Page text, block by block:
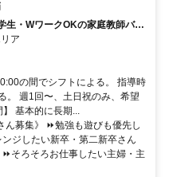
生・WワークOKの家庭教師バイ
にできます☆
ア
の間でシフトによる。 指導時
。 週1回〜、土日祝のみ、希望
基本的に長期...
募集》 ⏩勉強も遊びも優先し
ジしたい新卒・第二新卒さん
そろそろお仕事したい主婦・主